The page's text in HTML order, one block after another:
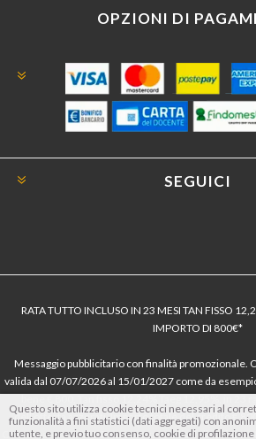
OPZIONI DI
SEGUICI
RATA TUTTO INCLUSO IN 23 MESI TAN FISSO
IMPORTO DI 800€*
Messaggio pubblicitario con finalità promozionale.
valida dal 07/07/2026 al 15/01/2027 come da
dell’offerta azzerati. Importo totale del credito €
Consumatore € 920. Decorrenza media della prima
Questo sito utilizza cookie tecnici necessari al
funzionalità a fini statistici (dati aggregati) con
utente, e previo tuo consenso, cookie di profilazione